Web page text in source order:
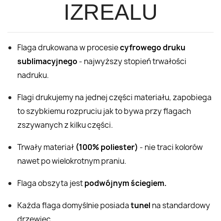
IZREALU
Flaga drukowana w procesiecyfrowego druku
sublimacyjnego - najwyższy stopień trwałości
nadruku.
Flagi drukujemy na jednej części materiału, zapobiega
to szybkiemu rozpruciu jak to bywa przy flagach
zszywanych z kilku części.
Trwały materiał (100% poliester) - nie traci kolorów
nawet po wielokrotnym praniu.
Flaga obszyta jestpodwójnym ściegiem.
Każda flaga domyślnie posiadatunel na standardowy